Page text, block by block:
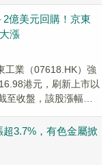
2億美元回購！京東
漲
工業（07618.HK）強
港元，刷新上市以
至收盤，該股漲幅為
3.7%，有色金屬掀